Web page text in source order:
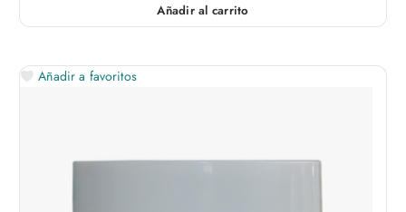
Añadir al carrito
Añadir a favoritos